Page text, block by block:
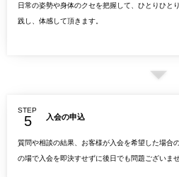
日常の姿勢や身体のクセを把握して、ひとりひと
践し、体感して頂きます。
STEP
入会の申込
質問や相談の結果、お客様が入会を希望した場合
の場で入会を即決すせずに後日でも問題ございませ